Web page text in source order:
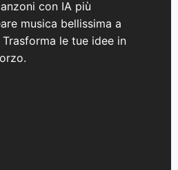
con IA più
musica bellissima a
le tue idee in